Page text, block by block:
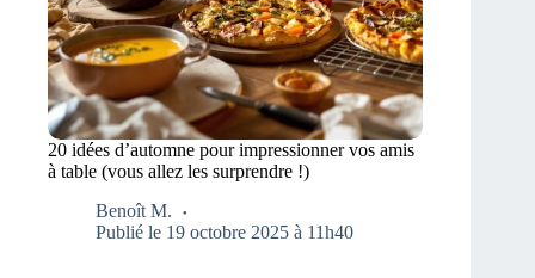
20 idées d’automne pour impressionner vos amis
à table (vous allez les surprendre !)
Benoît M.
Publié le 19 octobre 2025 à 11h40